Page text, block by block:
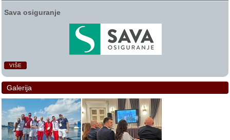
Sava osiguranje
VIŠE
Galerija